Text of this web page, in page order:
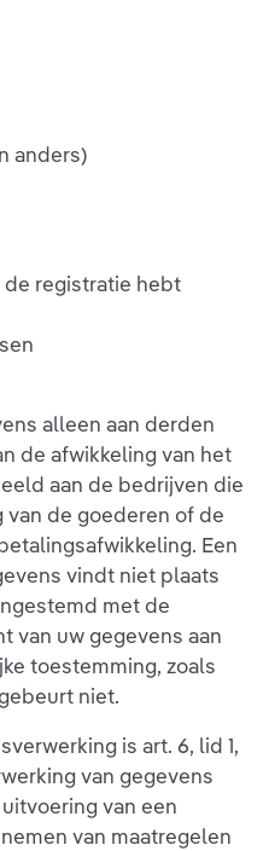
anders)
de registratie hebt
alleen aan derden
de afwikkeling van het
aan de bedrijven die
de goederen of de
Een
vindt niet plaats
met de
van uw gegevens aan
toestemming, zoals
niet.
is art. 6, lid 1,
van gegevens
van een
van maatregelen